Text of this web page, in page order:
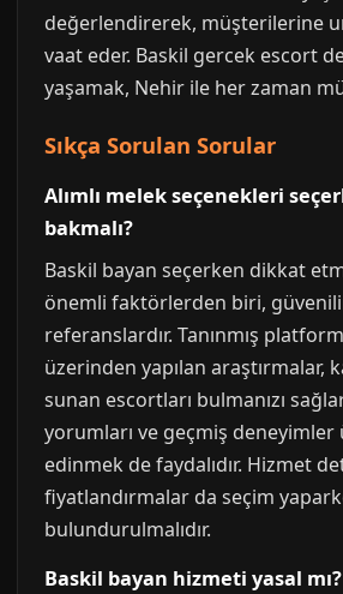
değerlendirerek, müşterilerine
vaat eder. Baskil gercek escort
yaşamak, Nehir ile her zaman
Sıkça Sorulan Sorular
Alımlı melek seçenekleri
bakmalı?
Baskil bayan seçerken dikkat
önemli faktörlerden biri,
referanslardır. Tanınmış
üzerinden yapılan araştırmalar,
sunan escortları bulmanızı
yorumları ve geçmiş
edinmek de faydalıdır. Hizmet
fiyatlandırmalar da seçim
bulundurulmalıdır.
Baskil bayan hizmeti yasal mı?